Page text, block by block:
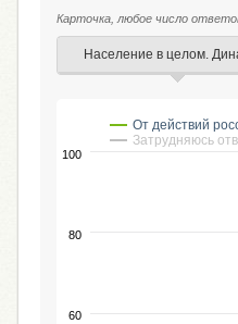
Карточка, любое число
Население в целом.
От действий
Затрудняюсь
60
80
100